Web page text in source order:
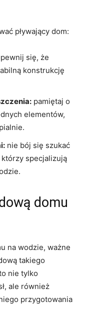
pływający dom:
się, że
konstrukcję
pamiętaj o
⁣elementów,
nie bój się szukać
specjalizują
domu
na wodzie, ważne
​takiego
nie tylko
ale również
przygotowania